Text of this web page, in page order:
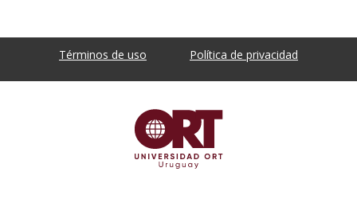
Términos de uso Política de privacidad